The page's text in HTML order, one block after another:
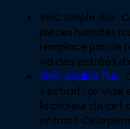
VMC simple flux :
pièces humides
remplace par de
via des entrées
VMC double flux:
Il extrait l’air
la chaleur de cet
entrant. Cela